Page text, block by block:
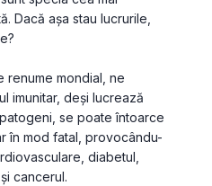
Dacă așa stau lucrurile,
renume mondial, ne
imunitar, deși lucrează
se poate întoarce
în mod fatal, provocându-
diabetul,
cancerul.